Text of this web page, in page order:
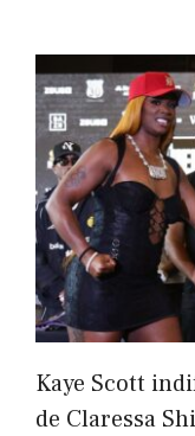
Kaye Scott
de Claressa